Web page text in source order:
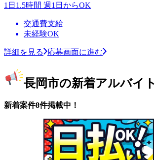
1日1.5時間 週1日からOK
交通費支給
未経験OK
詳細を見る 応募画面に進む
長岡市の新着アルバイト
新着案件8件掲載中！